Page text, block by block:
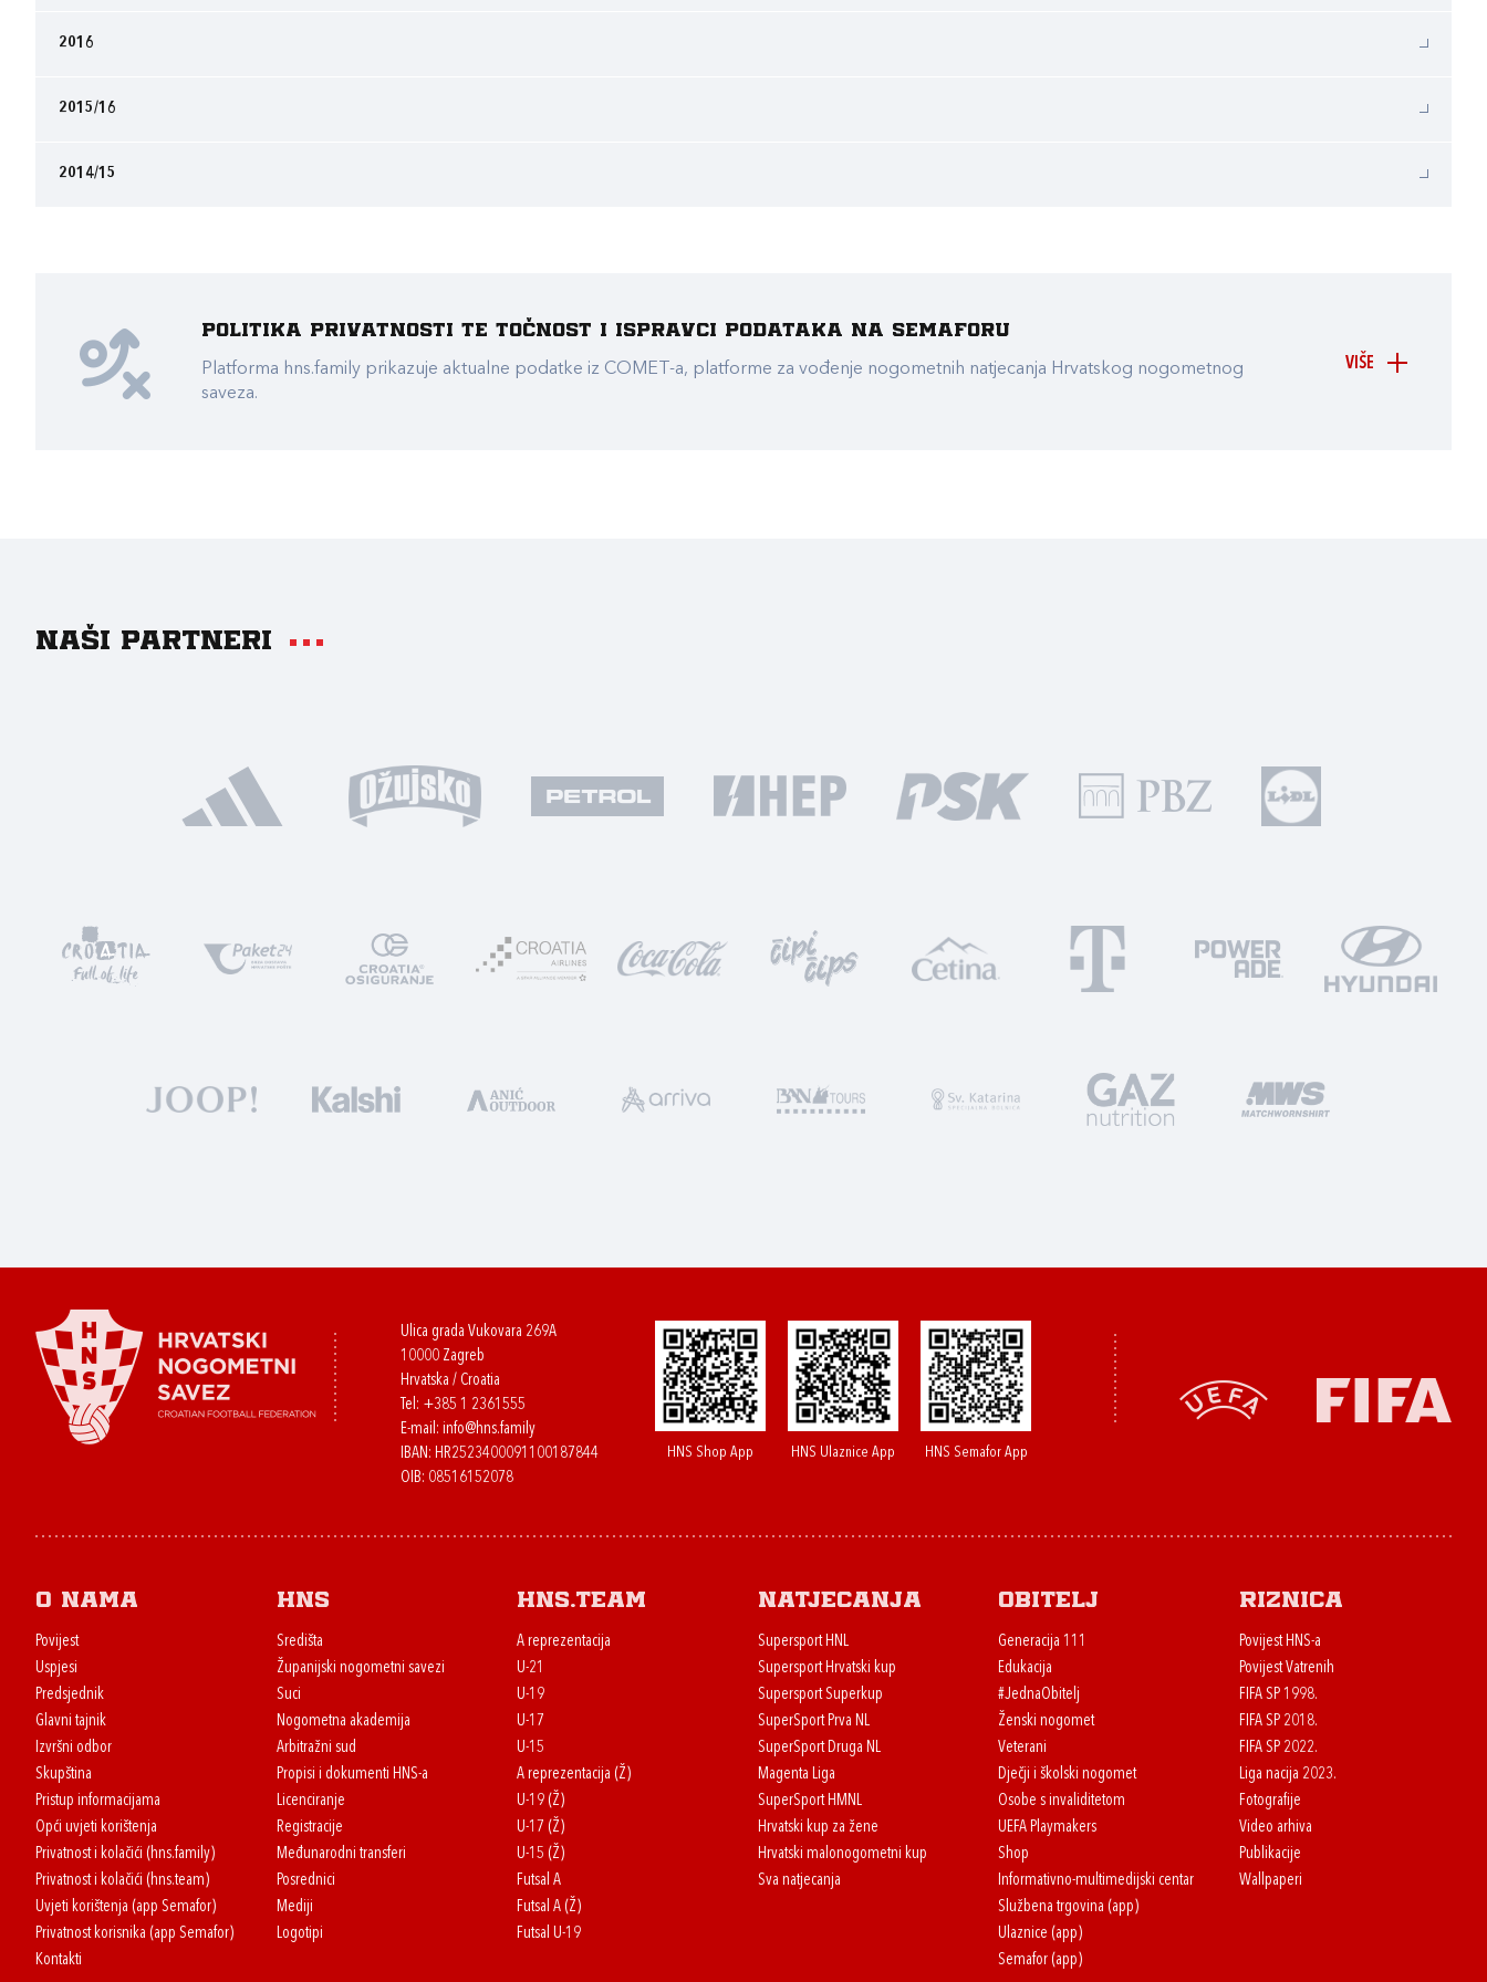
2016
2015/16
2014/15
VIŠE
Politika privatnosti te točnost i ispravci podataka na Semaforu
Platforma hns.family prikazuje aktualne podatke iz COMET-a, platforme za vođenje nogometnih natjecanja Hrvatskog nogometnog
saveza.
Naši partneri
Ulica grada Vukovara 269A
10000 Zagreb
Hrvatska / Croatia
Tel: +385 1 2361555
E-mail: info@hns.family
IBAN: HR2523400091100187844
OIB: 08516152078
HNS Shop App HNS Ulaznice App HNS Semafor App
O nama
Povijest
Uspjesi
Predsjednik
Glavni tajnik
Izvršni odbor
Skupština
Pristup informacijama
Opći uvjeti korištenja
Privatnost i kolačići (hns.family)
Privatnost i kolačići (hns.team)
Uvjeti korištenja (app Semafor)
Privatnost korisnika (app Semafor)
Kontakti
HNS
Središta
Županijski nogometni savezi
Suci
Nogometna akademija
Arbitražni sud
Propisi i dokumenti HNS-a
Licenciranje
Registracije
Međunarodni transferi
Posrednici
Mediji
Logotipi
HNS.team
A reprezentacija
U-21
U-19
U-17
U-15
A reprezentacija (Ž)
U-19 (Ž)
U-17 (Ž)
U-15 (Ž)
Futsal A
Futsal A (Ž)
Futsal U-19
Natjecanja
Supersport HNL
Supersport Hrvatski kup
Supersport Superkup
SuperSport Prva NL
SuperSport Druga NL
Magenta Liga
SuperSport HMNL
Hrvatski kup za žene
Hrvatski malonogometni kup
Sva natjecanja
Obitelj
Generacija 111
Edukacija
#JednaObitelj
Ženski nogomet
Veterani
Dječji i školski nogomet
Osobe s invaliditetom
UEFA Playmakers
Shop
Informativno-multimedijski centar
Službena trgovina (app)
Ulaznice (app)
Semafor (app)
Riznica
Povijest HNS-a
Povijest Vatrenih
FIFA SP 1998.
FIFA SP 2018.
FIFA SP 2022.
Liga nacija 2023.
Fotografije
Video arhiva
Publikacije
Wallpaperi